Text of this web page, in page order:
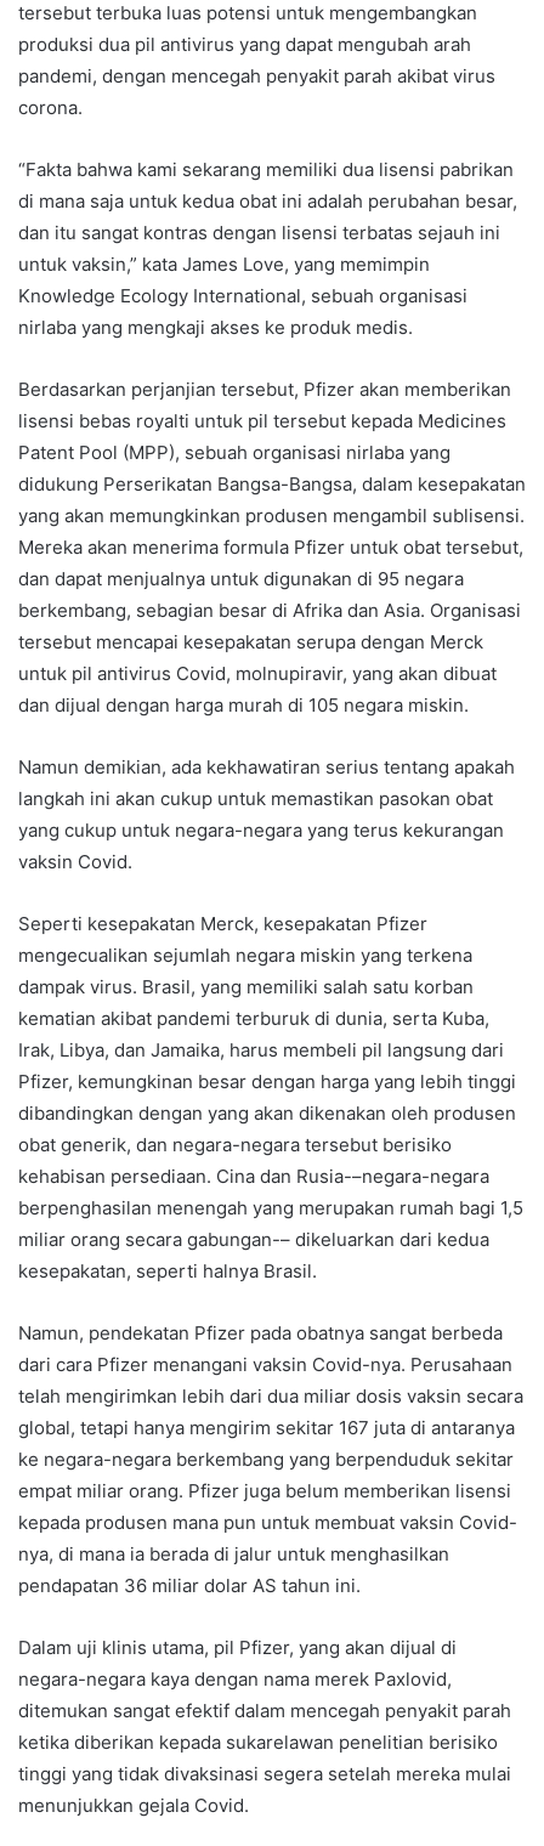
tersebut terbuka luas potensi untuk mengembangkan
produksi dua pil antivirus yang dapat mengubah arah
pandemi, dengan mencegah penyakit parah akibat virus
corona.
“Fakta bahwa kami sekarang memiliki dua lisensi pabrikan
di mana saja untuk kedua obat ini adalah perubahan besar,
dan itu sangat kontras dengan lisensi terbatas sejauh ini
untuk vaksin,” kata James Love, yang memimpin
Knowledge Ecology International, sebuah organisasi
nirlaba yang mengkaji akses ke produk medis.
Berdasarkan perjanjian tersebut, Pfizer akan memberikan
lisensi bebas royalti untuk pil tersebut kepada Medicines
Patent Pool (MPP), sebuah organisasi nirlaba yang
didukung Perserikatan Bangsa-Bangsa, dalam kesepakatan
yang akan memungkinkan produsen mengambil sublisensi.
Mereka akan menerima formula Pfizer untuk obat tersebut,
dan dapat menjualnya untuk digunakan di 95 negara
berkembang, sebagian besar di Afrika dan Asia. Organisasi
tersebut mencapai kesepakatan serupa dengan Merck
untuk pil antivirus Covid, molnupiravir, yang akan dibuat
dan dijual dengan harga murah di 105 negara miskin.
Namun demikian, ada kekhawatiran serius tentang apakah
langkah ini akan cukup untuk memastikan pasokan obat
yang cukup untuk negara-negara yang terus kekurangan
vaksin Covid.
Seperti kesepakatan Merck, kesepakatan Pfizer
mengecualikan sejumlah negara miskin yang terkena
dampak virus. Brasil, yang memiliki salah satu korban
kematian akibat pandemi terburuk di dunia, serta Kuba,
Irak, Libya, dan Jamaika, harus membeli pil langsung dari
Pfizer, kemungkinan besar dengan harga yang lebih tinggi
dibandingkan dengan yang akan dikenakan oleh produsen
obat generik, dan negara-negara tersebut berisiko
kehabisan persediaan. Cina dan Rusia-–negara-negara
berpenghasilan menengah yang merupakan rumah bagi 1,5
miliar orang secara gabungan-– dikeluarkan dari kedua
kesepakatan, seperti halnya Brasil.
Namun, pendekatan Pfizer pada obatnya sangat berbeda
dari cara Pfizer menangani vaksin Covid-nya. Perusahaan
telah mengirimkan lebih dari dua miliar dosis vaksin secara
global, tetapi hanya mengirim sekitar 167 juta di antaranya
ke negara-negara berkembang yang berpenduduk sekitar
empat miliar orang. Pfizer juga belum memberikan lisensi
kepada produsen mana pun untuk membuat vaksin Covid-
nya, di mana ia berada di jalur untuk menghasilkan
pendapatan 36 miliar dolar AS tahun ini.
Dalam uji klinis utama, pil Pfizer, yang akan dijual di
negara-negara kaya dengan nama merek Paxlovid,
ditemukan sangat efektif dalam mencegah penyakit parah
ketika diberikan kepada sukarelawan penelitian berisiko
tinggi yang tidak divaksinasi segera setelah mereka mulai
menunjukkan gejala Covid.